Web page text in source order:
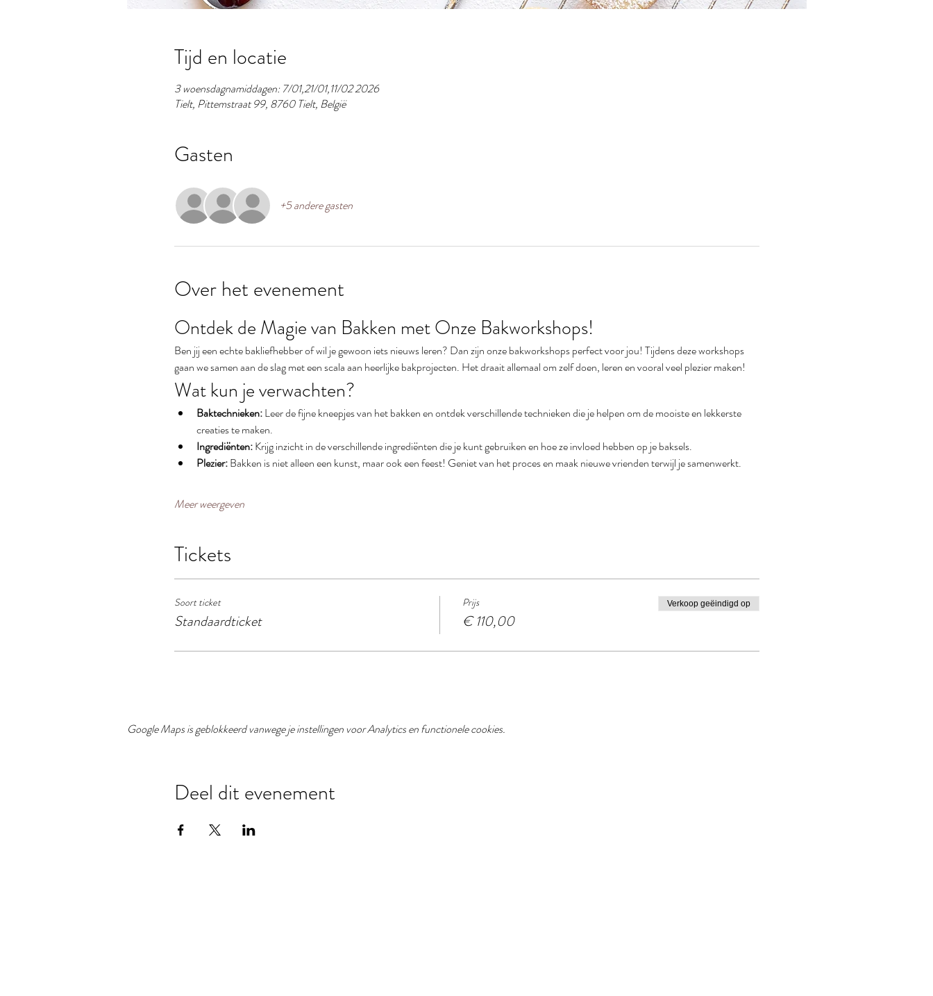
Tijd en locatie
3 woensdagnamiddagen: 7/01,21/01,11/02 2026
Tielt, Pittemstraat 99, 8760 Tielt, België
Gasten
+5 andere gasten
Over het evenement
Ontdek de Magie van Bakken met Onze Bakworkshops!
Ben jij een echte bakliefhebber of wil je gewoon iets nieuws leren? Dan zijn onze bakworkshops perfect voor jou! Tijdens deze workshops
gaan we samen aan de slag met een scala aan heerlijke bakprojecten. Het draait allemaal om zelf doen, leren en vooral veel plezier maken!
Wat kun je verwachten?
Baktechnieken: Leer de fijne kneepjes van het bakken en ontdek verschillende technieken die je helpen om de mooiste en lekkerste
creaties te maken.
Ingrediënten: Krijg inzicht in de verschillende ingrediënten die je kunt gebruiken en hoe ze invloed hebben op je baksels.
Plezier: Bakken is niet alleen een kunst, maar ook een feest! Geniet van het proces en maak nieuwe vrienden terwijl je samenwerkt.
Meer weergeven
Tickets
Soort ticket
Standaardticket
Prijs
€ 110,00
Verkoop geëindigd op
Google Maps is geblokkeerd vanwege je instellingen voor Analytics en functionele cookies.
Deel dit evenement